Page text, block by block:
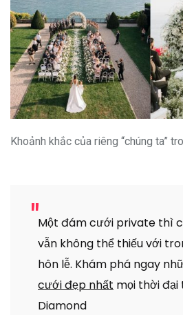
Khoảnh khắc của riêng “chúng ta”
Một đám cưới private thì
vẫn không thể thiếu với
hôn lễ. Khám phá ngay
cưới đẹp nhất mọi thời đại
Diamond